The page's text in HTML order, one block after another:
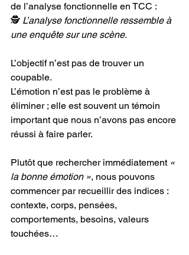
de l’analyse fonctionnelle en TCC :
🕵️ L’analyse fonctionnelle ressemble à
une enquête sur une scène.
L’objectif n’est pas de trouver un
coupable.
L’émotion n’est pas le problème à
éliminer ; elle est souvent un témoin
important que nous n’avons pas encore
réussi à faire parler.
Plutôt que rechercher immédiatement «
la bonne émotion », nous pouvons
commencer par recueillir des indices :
contexte, corps, pensées,
comportements, besoins, valeurs
touchées…